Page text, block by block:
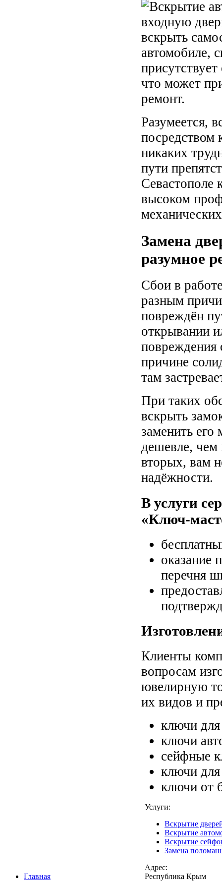
входную
вскрыть
автомобиле,
что может
ремонт.
Разумеется,
посредством
никаких
пути
Севастополе
высоком
Замена
разумное
Сбои в
разным
повреждён
открывании
повреждения
причине
там
При таких
вскрыть
заменить его
дешевле, чем
вторых, вам
надёжности.
В услуги
«Ключ-
оказание
перечня
Клиенты
вопросам
ювелирную
их видов и
ключи
ключи
сейфные
ключи
ключи от
Главная
Услуги:
Вскрытие
Вскрытие
Вскрытие
Замена
Адрес:
Республика Крым